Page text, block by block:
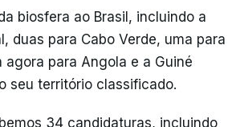
biosfera ao Brasil, incluindo a
duas para Cabo Verde, uma para
agora para Angola e a Guiné
seu território classificado.
34 candidaturas, incluindo